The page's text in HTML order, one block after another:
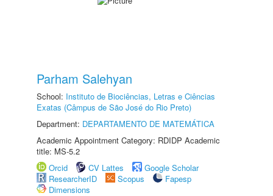
Parham Salehyan
School: Instituto de Biociências, Letras e Ciências
Exatas (Câmpus de São José do Rio Preto)
Department: DEPARTAMENTO DE MATEMÁTICA
Academic Appointment Category: RDIDP Academic
title: MS-5.2
Orcid
CV Lattes
Google Scholar
ResearcherID
Scopus
Fapesp
Dimensions